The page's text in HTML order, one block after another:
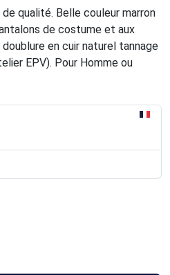
qualité. Belle couleur marron
de costume et aux
en cuir naturel tannage
EPV). Pour Homme ou